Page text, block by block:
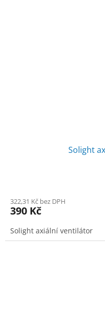
Solight
322,31 Kč bez DPH
390 Kč
Solight axiální ventilátor